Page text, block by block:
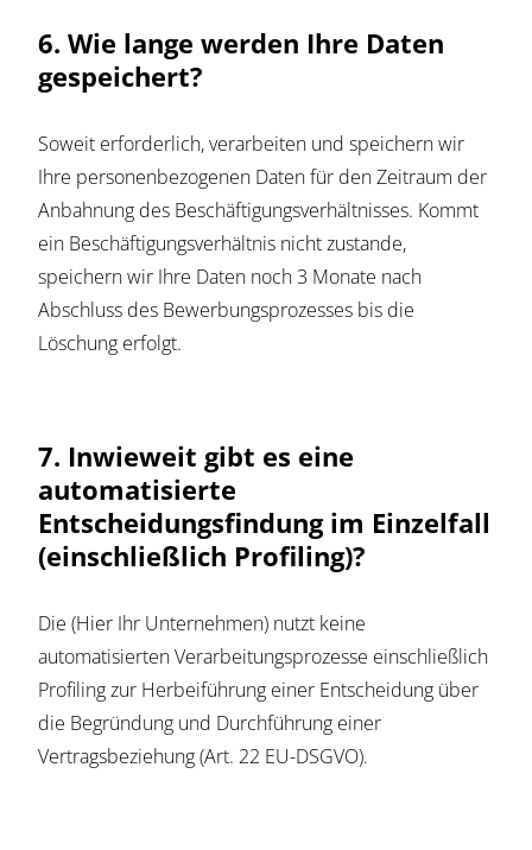
6. Wie lange werden Ihre Daten
gespeichert?
Soweit erforderlich, verarbeiten und speichern wir
Ihre personenbezogenen Daten für den Zeitraum der
Anbahnung des Beschäftigungsverhältnisses. Kommt
ein Beschäftigungsverhältnis nicht zustande,
speichern wir Ihre Daten noch 3 Monate nach
Abschluss des Bewerbungsprozesses bis die
Löschung erfolgt.
7. Inwieweit gibt es eine
automatisierte
Entscheidungsfindung im Einzelfall
(einschließlich Profiling)?
Die (Hier Ihr Unternehmen) nutzt keine
automatisierten Verarbeitungsprozesse einschließlich
Profiling zur Herbeiführung einer Entscheidung über
die Begründung und Durchführung einer
Vertragsbeziehung (Art. 22 EU-DSGVO).